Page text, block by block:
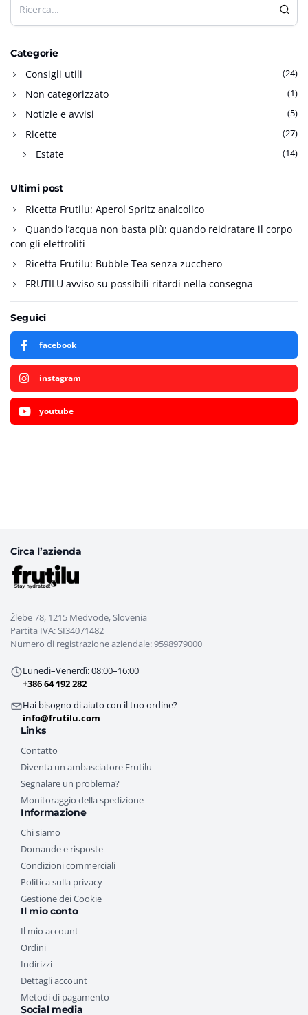
Categorie
Consigli utili (24)
Non categorizzato (1)
Notizie e avvisi (5)
Ricette (27)
Estate (14)
Ultimi post
Ricetta Frutilu: Aperol Spritz analcolico
Quando l’acqua non basta più: quando reidratare il corpo
con gli elettroliti
Ricetta Frutilu: Bubble Tea senza zucchero
FRUTILU avviso su possibili ritardi nella consegna
Seguici
facebook
instagram
youtube
Circa l’azienda
Žlebe 78, 1215 Medvode, Slovenia
Partita IVA: SI34071482
Numero di registrazione aziendale: 9598979000
Lunedì–Venerdì: 08:00–16:00
+386 64 192 282
Hai bisogno di aiuto con il tuo ordine?
info@frutilu.com
Links
Contatto
Diventa un ambasciatore Frutilu
Segnalare un problema?
Monitoraggio della spedizione
Informazione
Chi siamo
Domande e risposte
Condizioni commerciali
Politica sulla privacy
Gestione dei Cookie
Il mio conto
Il mio account
Ordini
Indirizzi
Dettagli account
Metodi di pagamento
Social media